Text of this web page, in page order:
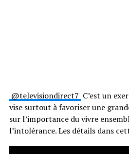
@televisiondirect7 C’est un
vise surtout à favoriser une
sur l’importance du vivre
l’intolérance. Les détails dans